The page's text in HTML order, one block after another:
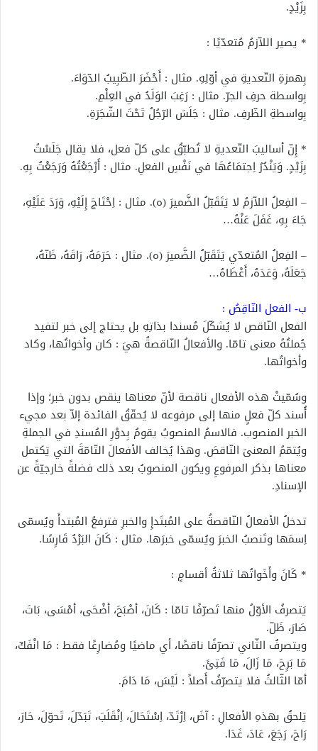
بِزَيْدٍ.
* يصير اللاّزمُ مُتعدّيًا :
بِهمزةِ التّعديةِ في أوّلِهِ. مثال : أَحْضَرَ الطّبِيبُ الدّوَاءَ.
بِواسطة حرفِ الجرّ. مثال : رَغِبَ الوَلَدُ في العِلْمِ.
بِواسطةِ الظّرفِ. مثال : جَلَسَ الرّجُلُ تَحْتَ الشّجَرَةِ.
* إِنّ أساليبَ التّعديةِ لا تُطبّقُ على كلّ فعل، فلا يقال جَلَسْتُ
بِزَيْدٍ. وَيَنْدُرُ اِجتمَاعُهَا في نَفْسِ الفعلِ. مثال : أَرْجَعْتُهُ وَرَجَعْتُ بِهِ.
– الفِعلُ اللاّزمُ لا يَتَقَبّلُ الضَّميرَ (ه). مثال : اِحْتَاجَ إِلَيْهِ، وَرَدَ عَلَيْهِ،
جَاءَ بِهِ، غَفَلَ عَنْهُ…
– الفِعلُ المُتعدّي يَتَقَبّلُ الضَّميرَ (ه). مثال : حَرَمَهُ، رَاقَهُ، ظَنّهُ،
جَعَلَهُ، وَعَدَهُ، أَعْطَاهُ…
ب- الفعل النّاقِصُ :
الفعل النّاقص لا يُشكّلَ مُسندا بذاتِهِ بل يحتاج إلى خبر لتفيد
جُملتُهُ معنى تامّا. والأفعالُ النّاقصةُ هيَ : كان وأخواتُها، وكاد
وأخواتُها.
وسُمّيتْ هذه الأفعال ناقصة لأنّ معناها ينقص بدون خبر؛ وإذا
أُسند كلّ فعلٍ منها إلى مرفوعه لا يُحقّقُ الفائدة إلاّ بعد مجيء
الخبر المنصوب. فالاسمُ المنصوبُ يقومُ بِدوْرِ المُسندِ في الجملةِ
ويُتمّمُ المعنىَ النّاقصَ. وهذا يُخالف الأفعالَ التّامّةَ التي يَكتمل
معناها بذكر المرفوعِ ويكون المنصوبُ بعد ذلك فضلةً خارجيّةً عن
الإسنادِ.
تدخلُ الأفعالُ النّاقصةُ على المُبتَدإِ والخبرِ فترفعُ المُبتدأَ ويُسمّى
اِسمَها وتَنصبُ الخبرَ ويُسمّى خبرَها. مثال : كَانَ البَرْدُ قَارِسًا.
* كَانَ وأَخَواتُها ثلاثةُ أقسامٍ :
يَتصرفُ الأوّلُ منها تَصرّفًا تامّا : كَانَ، أصْبَحَ، أضْحَى، أمْسَى، بَاتَ،
صَارَ، ظَلّ.
ويتصرفُ الثّاني تصرّفًا ناقصًا، أي ماضيًا ومُضارِعًا فقط : مَا انْفَكّ،
مَا بَرِحَ، مَا زَالَ، مَا فَتِئَ.
أمّا الثّالثُ فلا يتصرّفُ أَصلاً : لَيْسَ، مَا دَامَ.
يَلحقُ بهذهِ الأفعالِ : آضَ، اِرْتَدّ، اِسْتَحَالَ، اِنْقَلَبَ، تَبَدّلَ، تَحوّلَ، حَارَ،
رَاحَ، رَجَعَ، عَادَ، غَدَا.